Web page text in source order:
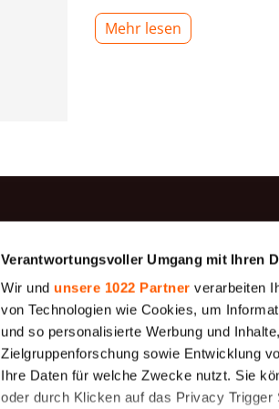
Verantwortungsvoller Umgang mit Ihren
Wir und unsere 1022 Partner verarbeiten
von Technologien wie Cookies, um
und so personalisierte Werbung und
Zielgruppenforschung sowie Entwicklung
Ihre Daten für welche Zwecke nutzt. Sie
oder durch Klicken auf das Privacy Trigger
und Overalls verwendet.
Feuchtigkeit auf, nimmt
Sintepon vereint
modernen Textilindustrie.
Mehr lesen
Jutegewebe
Filz
Siebfiltergewebe (
26 - 1950 μm)
Canvas Gewebe,
Cotton Duck
g/m2